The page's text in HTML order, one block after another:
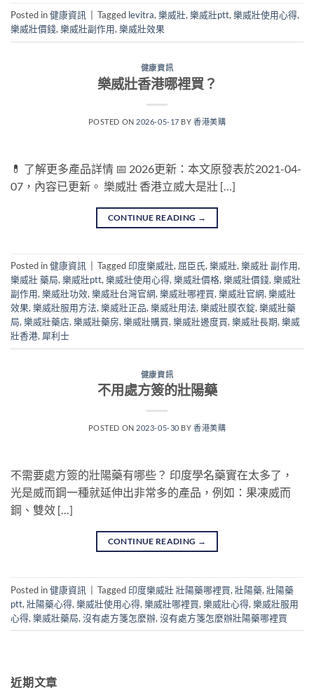
Posted in健康資訊 Tagged levitra,樂威壯,樂威壯ptt,樂威壯使用心得,
樂威壯價錢,樂威壯副作用,樂威壯效果
健康資訊
樂威壯香港哪裡買？
POSTED ON 2026-05-17 BY香港美購
💊 了解更多產品詳情 📅 2026更新：本文原發表於2021-04-
07，內容已更新。 樂威壯 香港立威大是壯 […]
CONTINUE READING →
Posted in健康資訊 Tagged 印度樂威壯, 屈臣氏, 樂威壯, 樂威壯 副作用,
樂威壯 藥局, 樂威壯ptt, 樂威壯使用心得, 樂威壯價格, 樂威壯價錢, 樂威壯
副作用, 樂威壯功效, 樂威壯台灣官網, 樂威壯哪裡買, 樂威壯官網, 樂威壯
效果, 樂威壯服用方法, 樂威壯正品, 樂威壯用法, 樂威壯膜衣錠, 樂威壯藥
局, 樂威壯藥店, 樂威壯藥房, 樂威壯購買, 樂威壯邊度買, 樂威壯長期, 樂威
壯香港, 犀利士
健康資訊
不用處方簽的壯陽藥
POSTED ON 2023-05-30 BY香港美購
不需要處方簽的壯陽藥有哪些？ 印度學名藥實在太多了，
光是威而鋼一種就延伸出非常多的產品，例如：果凍威而
鋼、雙效 […]
CONTINUE READING →
Posted in健康資訊 | Tagged 印度樂威壯 壯陽藥哪裡買, 壯陽藥, 壯陽藥
ptt, 壯陽藥心得, 樂威壯使用心得, 樂威壯哪裡買, 樂威壯心得, 樂威壯服用
心得, 樂威壯藥局, 沒有處方箋怎麼辦, 沒有處方箋怎麼辦壯陽藥哪裡買
近期文章